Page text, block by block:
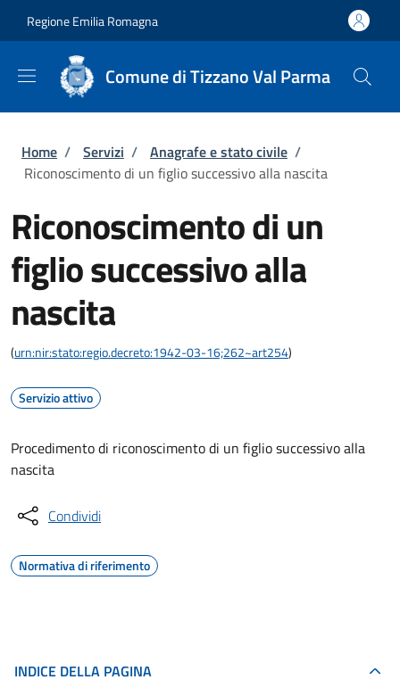
Regione Emilia Romagna
Comune di Tizzano Val Parma
Briciole di pane
Home / Servizi / Anagrafe e stato civile /
Riconoscimento di un figlio successivo alla nascita
Riconoscimento di un
figlio successivo alla
nascita
(urn:nir:stato:regio.decreto:1942-03-16;262~art254)
Servizio attivo
Procedimento di riconoscimento di un figlio successivo alla
nascita
Condividi
Normativa di riferimento
INDICE DELLA PAGINA